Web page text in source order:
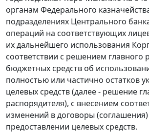
органам Федерального
подразделениях Центрального
операций на соответствующих
их дальнейшего использования
соответствии с решением главного
бюджетных средств об
полностью или частично остатков
целевых средств (далее - решение
распорядителя), с внесением
изменений в договоры
предоставлении целевых средств.